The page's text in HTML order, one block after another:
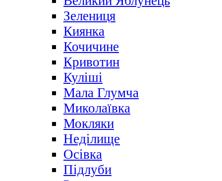
Зелениця
Киянка
Кочичине
Кривотин
Куліші
Мала Глумча
Миколаївка
Мокляки
Неділище
Осівка
Підлуби